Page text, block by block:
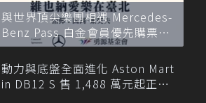
與世界頂尖樂團相遇 Mercedes-
Benz Pass 白金會員優先購票維
也納愛樂
動力與底盤全面進化 Aston Mart
in DB12 S 售 1,488 萬元起正式